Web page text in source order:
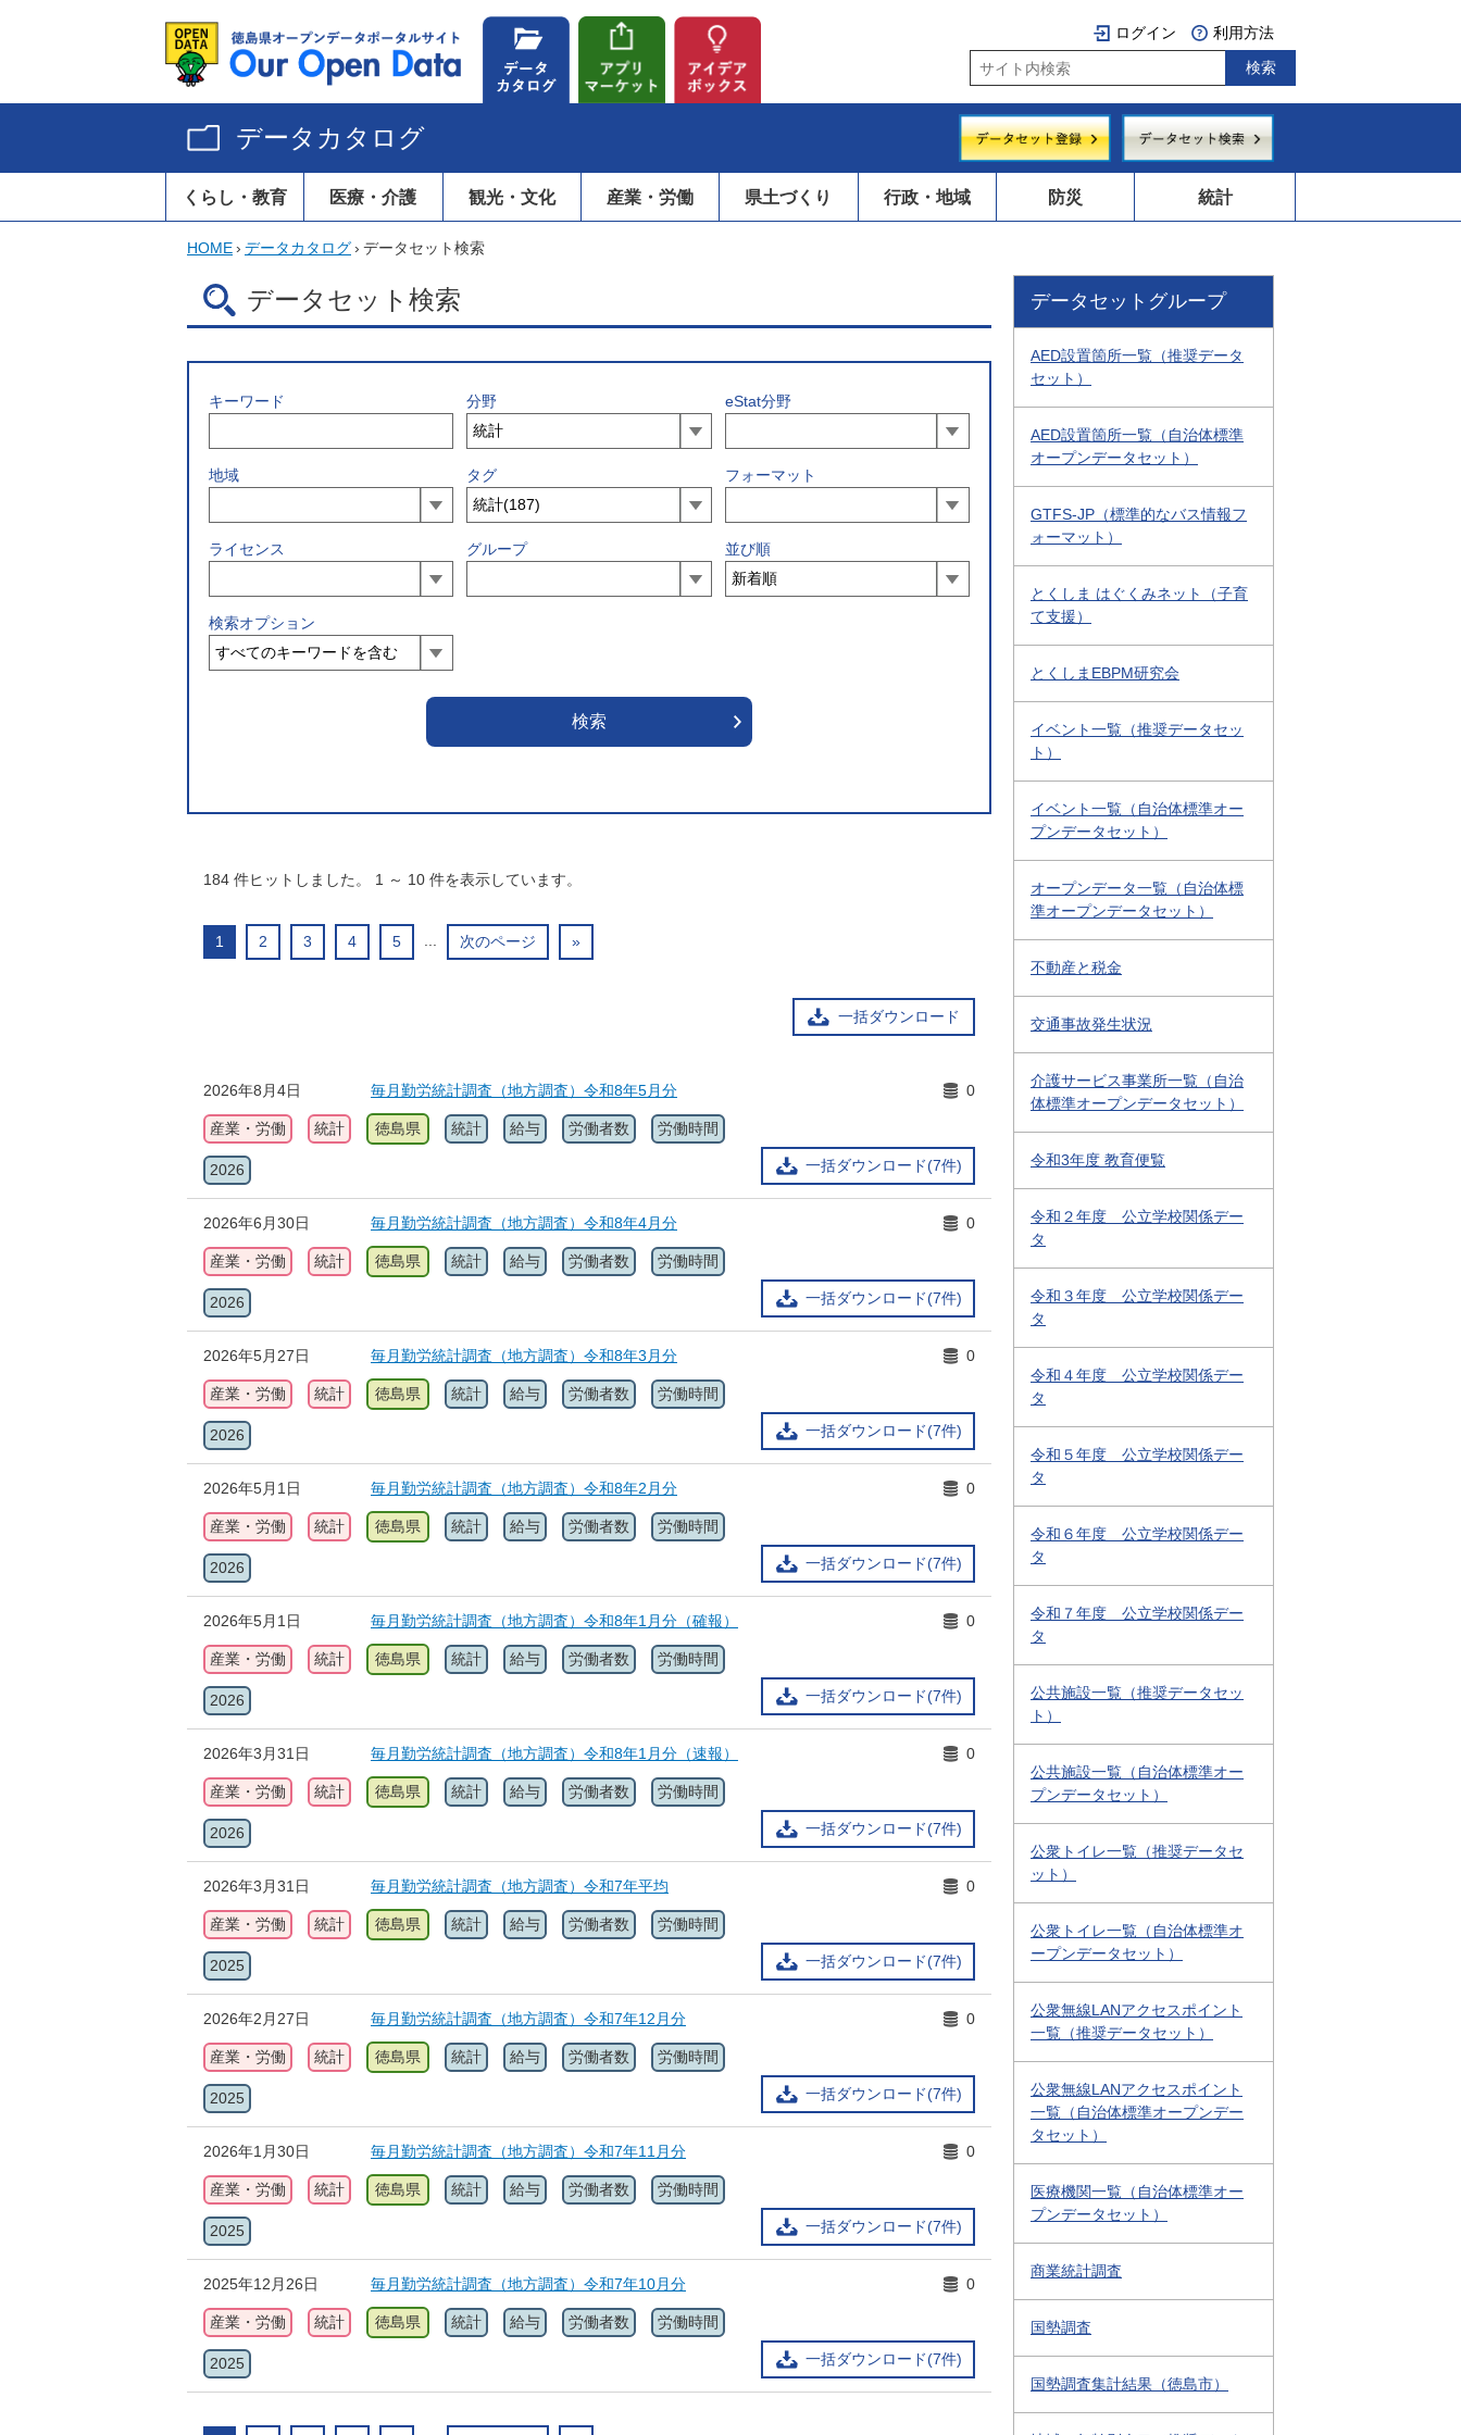
ログイン 利用方法
データカタログ
くらし・教育 医療・介護 観光・文化 産業・労働 県土づくり 行政・地域 防災 統計
HOME› データカタログ› データセット検索
データセット検索
キーワード 分野 eStat分野
地域 タグ フォーマット
ライセンス グループ 並び順
検索オプション
184 件ヒットしました。 1 ～ 10 件を表示しています。
1 2 3 4 5 ... 次のページ »
一括ダウンロード
2026年8月4日 毎月勤労統計調査（地方調査）令和8年5月分
一括ダウンロード(7件)
0
産業・労働 統計 徳島県 統計 給与 労働者数 労働時間
2026
2026年6月30日 毎月勤労統計調査（地方調査）令和8年4月分
一括ダウンロード(7件)
0
産業・労働 統計 徳島県 統計 給与 労働者数 労働時間
2026
2026年5月27日 毎月勤労統計調査（地方調査）令和8年3月分
一括ダウンロード(7件)
0
産業・労働 統計 徳島県 統計 給与 労働者数 労働時間
2026
2026年5月1日 毎月勤労統計調査（地方調査）令和8年2月分
一括ダウンロード(7件)
0
産業・労働 統計 徳島県 統計 給与 労働者数 労働時間
2026
2026年5月1日 毎月勤労統計調査（地方調査）令和8年1月分（確報）
一括ダウンロード(7件)
0
産業・労働 統計 徳島県 統計 給与 労働者数 労働時間
2026
2026年3月31日 毎月勤労統計調査（地方調査）令和8年1月分（速報）
一括ダウンロード(7件)
0
産業・労働 統計 徳島県 統計 給与 労働者数 労働時間
2026
2026年3月31日 毎月勤労統計調査（地方調査）令和7年平均
一括ダウンロード(7件)
0
産業・労働 統計 徳島県 統計 給与 労働者数 労働時間
2025
2026年2月27日 毎月勤労統計調査（地方調査）令和7年12月分
一括ダウンロード(7件)
0
産業・労働 統計 徳島県 統計 給与 労働者数 労働時間
2025
2026年1月30日 毎月勤労統計調査（地方調査）令和7年11月分
一括ダウンロード(7件)
0
産業・労働 統計 徳島県 統計 給与 労働者数 労働時間
2025
2025年12月26日 毎月勤労統計調査（地方調査）令和7年10月分
一括ダウンロード(7件)
0
産業・労働 統計 徳島県 統計 給与 労働者数 労働時間
2025
データセットグループ
AED設置箇所一覧（推奨データ
セット）
AED設置箇所一覧（自治体標準
オープンデータセット）
GTFS-JP（標準的なバス情報フ
ォーマット）
とくしま はぐくみネット（子育
て支援）
とくしまEBPM研究会
イベント一覧（推奨データセッ
ト）
イベント一覧（自治体標準オー
プンデータセット）
オープンデータ一覧（自治体標
準オープンデータセット）
不動産と税金
交通事故発生状況
介護サービス事業所一覧（自治
体標準オープンデータセット）
令和3年度 教育便覧
令和２年度 公立学校関係デー
タ
令和３年度 公立学校関係デー
タ
令和４年度 公立学校関係デー
タ
令和５年度 公立学校関係デー
タ
令和６年度 公立学校関係デー
タ
令和７年度 公立学校関係デー
タ
公共施設一覧（推奨データセッ
ト）
公共施設一覧（自治体標準オー
プンデータセット）
公衆トイレ一覧（推奨データセ
ット）
公衆トイレ一覧（自治体標準オ
ープンデータセット）
公衆無線LANアクセスポイント
一覧（推奨データセット）
公衆無線LANアクセスポイント
一覧（自治体標準オープンデー
タセット）
医療機関一覧（自治体標準オー
プンデータセット）
商業統計調査
国勢調査
国勢調査集計結果（徳島市）